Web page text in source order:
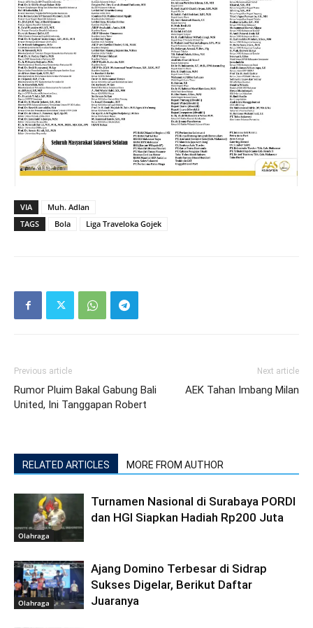
VIA
Muh. Adlan
TAGS
Bola Liga Traveloka Gojek
Previous article
Rumor Pluim Bakal Gabung Bali
United, Ini Tanggapan Robert
Next article
AEK Tahan Imbang Milan
RELATED ARTICLES MORE FROM AUTHOR
Olahraga
Turnamen Nasional di Surabaya PORDI
dan HGI Siapkan Hadiah Rp200 Juta
Olahraga
Ajang Domino Terbesar di Sidrap
Sukses Digelar, Berikut Daftar
Juaranya